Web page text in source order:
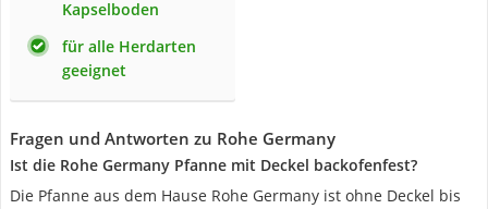
Kapselboden
für alle Herdarten
geeignet
Fragen und Antworten zu Rohe Germany
Ist die Rohe Germany Pfanne mit Deckel backofenfest?
Die Pfanne aus dem Hause Rohe Germany ist ohne Deckel bis